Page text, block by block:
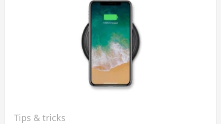
Tips & tricks